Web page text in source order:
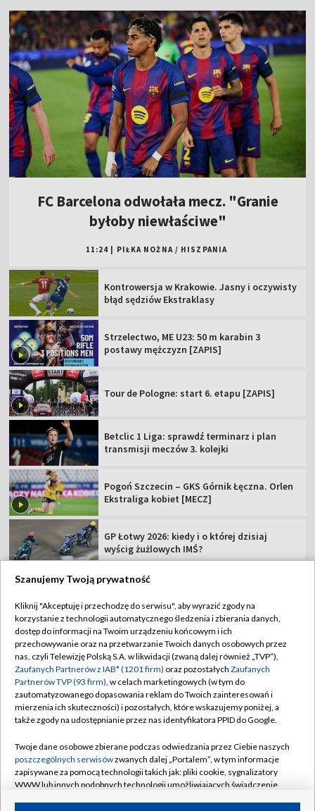
FC Barcelona odwołała mecz. "Granie
byłoby niewłaściwe"
11:24 PIŁKA NOŻNA / HISZPANIA
Kontrowersja w Krakowie. Jasny i oczywisty
błąd sędziów Ekstraklasy
Strzelectwo, ME U23: 50 m karabin 3
postawy mężczyzn [ZAPIS]
Tour de Pologne: start 6. etapu [ZAPIS]
Betclic 1 Liga: sprawdź terminarz i plan
transmisji meczów 3. kolejki
Pogoń Szczecin – GKS Górnik Łęczna. Orlen
Ekstraliga kobiet [MECZ]
GP Łotwy 2026: kiedy i o której dzisiaj
wyścig żużlowych IMŚ?
TVP
Abonament TVP
Sklep TVP
Biuro Reklamy
Oferta Handlowa
Emisja w TVP
Rada Programowa
Ogłoszenia przetargowe
Regulamin TVP
Polityka prywatności
Moje zgody
Biuro reklamy
Kanały
Szanujemy Twoją prywatność
Kliknij "Akceptuję i przechodzę do serwisu", aby wyrazić zgody na
korzystanie z technologii automatycznego śledzenia i zbierania danych,
dostęp do informacji na Twoim urządzeniu końcowym i ich
przechowywanie oraz na przetwarzanie Twoich danych osobowych przez
nas, czyli Telewizję Polską S.A. w likwidacji (zwaną dalej również „TVP”),
Zaufanych Partnerów z IAB* (1201 firm) oraz pozostałych Zaufanych
Partnerów TVP (93 firm), w celach marketingowych (w tym do
zautomatyzowanego dopasowania reklam do Twoich zainteresowań i
mierzenia ich skuteczności) i pozostałych, które wskazujemy poniżej, a
także zgody na udostępnianie przez nas identyfikatora PPID do Google.
Twoje dane osobowe zbierane podczas odwiedzania przez Ciebie naszych
poszczególnych serwisówzwanych dalej „Portalem”, w tym informacje
zapisywane za pomocą technologii takich jak: pliki cookie, sygnalizatory
WWW lub innych podobnych technologii umożliwiających świadczenie